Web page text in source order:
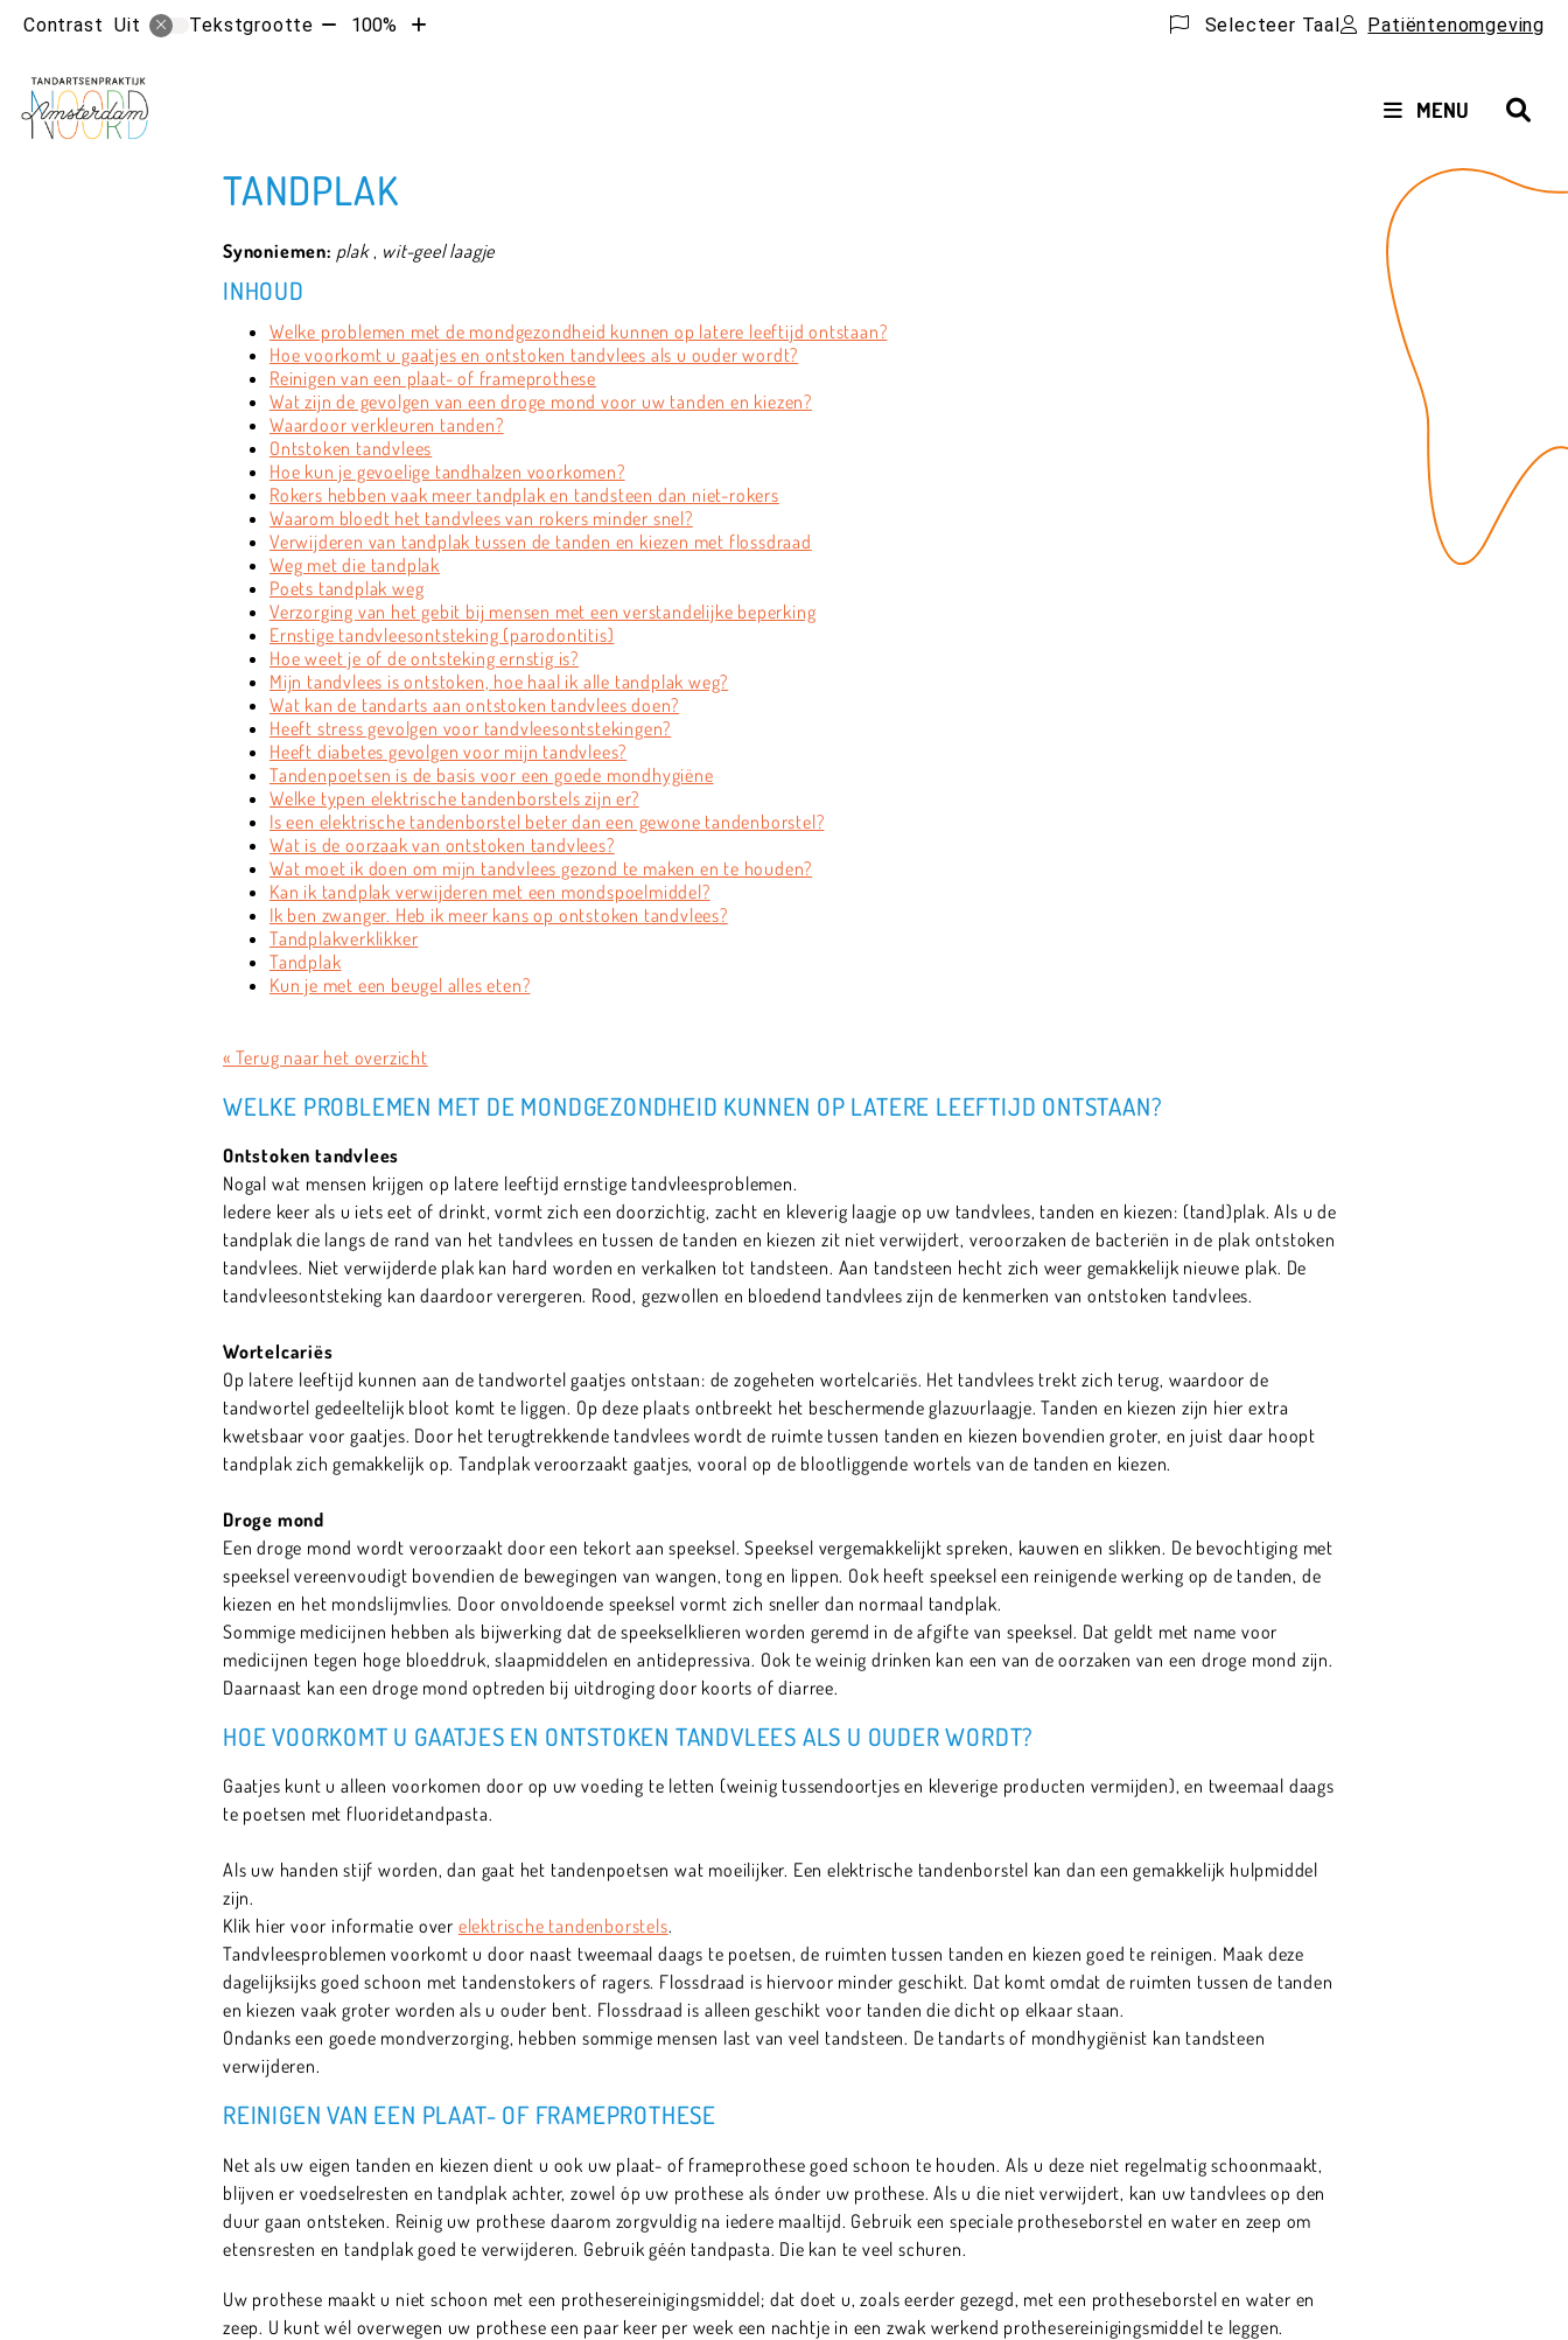
Contrast Uit Tekstgrootte Tekst100%
Tekst
Selecteer Taal Patiëntenomgeving
MENU
TANDPLAK
Synoniemen: plak, wit-geel laagje
INHOUD
Welke problemen met de mondgezondheid kunnen op latere leeftijd ontstaan?
Hoe voorkomt u gaatjes en ontstoken tandvlees als u ouder wordt?
Reinigen van een plaat- of frameprothese
Wat zijn de gevolgen van een droge mond voor uw tanden en kiezen?
Waardoor verkleuren tanden?
Ontstoken tandvlees
Hoe kun je gevoelige tandhalzen voorkomen?
Rokers hebben vaak meer tandplak en tandsteen dan niet-rokers
Waarom bloedt het tandvlees van rokers minder snel?
Verwijderen van tandplak tussen de tanden en kiezen met flossdraad
Weg met die tandplak
Poets tandplak weg
Verzorging van het gebit bij mensen met een verstandelijke beperking
Ernstige tandvleesontsteking (parodontitis)
Hoe weet je of de ontsteking ernstig is?
Mijn tandvlees is ontstoken, hoe haal ik alle tandplak weg?
Wat kan de tandarts aan ontstoken tandvlees doen?
Heeft stress gevolgen voor tandvleesontstekingen?
Heeft diabetes gevolgen voor mijn tandvlees?
Tandenpoetsen is de basis voor een goede mondhygiëne
Welke typen elektrische tandenborstels zijn er?
Is een elektrische tandenborstel beter dan een gewone tandenborstel?
Wat is de oorzaak van ontstoken tandvlees?
Wat moet ik doen om mijn tandvlees gezond te maken en te houden?
Kan ik tandplak verwijderen met een mondspoelmiddel?
Ik ben zwanger. Heb ik meer kans op ontstoken tandvlees?
Tandplakverklikker
Tandplak
Kun je met een beugel alles eten?
« Terug naar het overzicht
WELKE PROBLEMEN MET DE MONDGEZONDHEID KUNNEN OP LATERE LEEFTIJD ONTSTAAN?
Ontstoken tandvlees
Nogal wat mensen krijgen op latere leeftijd ernstige tandvleesproblemen.
Iedere keer als u iets eet of drinkt, vormt zich een doorzichtig, zacht en kleverig laagje op uw tandvlees, tanden en kiezen: (tand)plak. Als u de
tandplak die langs de rand van het tandvlees en tussen de tanden en kiezen zit niet verwijdert, veroorzaken de bacteriën in de plak ontstoken
tandvlees. Niet verwijderde plak kan hard worden en verkalken tot tandsteen. Aan tandsteen hecht zich weer gemakkelijk nieuwe plak. De
tandvleesontsteking kan daardoor verergeren. Rood, gezwollen en bloedend tandvlees zijn de kenmerken van ontstoken tandvlees.
Wortelcariës
Op latere leeftijd kunnen aan de tandwortel gaatjes ontstaan: de zogeheten wortelcariës. Het tandvlees trekt zich terug, waardoor de
tandwortel gedeeltelijk bloot komt te liggen. Op deze plaats ontbreekt het beschermende glazuurlaagje. Tanden en kiezen zijn hier extra
kwetsbaar voor gaatjes. Door het terugtrekkende tandvlees wordt de ruimte tussen tanden en kiezen bovendien groter, en juist daar hoopt
tandplak zich gemakkelijk op. Tandplak veroorzaakt gaatjes, vooral op de blootliggende wortels van de tanden en kiezen.
Droge mond
Een droge mond wordt veroorzaakt door een tekort aan speeksel. Speeksel vergemakkelijkt spreken, kauwen en slikken. De bevochtiging met
speeksel vereenvoudigt bovendien de bewegingen van wangen, tong en lippen. Ook heeft speeksel een reinigende werking op de tanden, de
kiezen en het mondslijmvlies. Door onvoldoende speeksel vormt zich sneller dan normaal tandplak.
Sommige medicijnen hebben als bijwerking dat de speekselklieren worden geremd in de afgifte van speeksel. Dat geldt met name voor
medicijnen tegen hoge bloeddruk, slaapmiddelen en antidepressiva. Ook te weinig drinken kan een van de oorzaken van een droge mond zijn.
Daarnaast kan een droge mond optreden bij uitdroging door koorts of diarree.
HOE VOORKOMT U GAATJES EN ONTSTOKEN TANDVLEES ALS U OUDER WORDT?
Gaatjes kunt u alleen voorkomen door op uw voeding te letten (weinig tussendoortjes en kleverige producten vermijden), en tweemaal daags
te poetsen met fluoridetandpasta.
Als uw handen stijf worden, dan gaat het tandenpoetsen wat moeilijker. Een elektrische tandenborstel kan dan een gemakkelijk hulpmiddel
zijn.
Klik hier voor informatie over elektrische tandenborstels.
Tandvleesproblemen voorkomt u door naast tweemaal daags te poetsen, de ruimten tussen tanden en kiezen goed te reinigen. Maak deze
dagelijksijks goed schoon met tandenstokers of ragers. Flossdraad is hiervoor minder geschikt. Dat komt omdat de ruimten tussen de tanden
en kiezen vaak groter worden als u ouder bent. Flossdraad is alleen geschikt voor tanden die dicht op elkaar staan.
Ondanks een goede mondverzorging, hebben sommige mensen last van veel tandsteen. De tandarts of mondhygiënist kan tandsteen
verwijderen.
REINIGEN VAN EEN PLAAT- OF FRAMEPROTHESE
Net als uw eigen tanden en kiezen dient u ook uw plaat- of frameprothese goed schoon te houden. Als u deze niet regelmatig schoonmaakt,
blijven er voedselresten en tandplak achter, zowel óp uw prothese als ónder uw prothese. Als u die niet verwijdert, kan uw tandvlees op den
duur gaan ontsteken. Reinig uw prothese daarom zorgvuldig na iedere maaltijd. Gebruik een speciale protheseborstel en water en zeep om
etensresten en tandplak goed te verwijderen. Gebruik géén tandpasta. Die kan te veel schuren.
Uw prothese maakt u niet schoon met een prothesereinigingsmiddel; dat doet u, zoals eerder gezegd, met een protheseborstel en water en
zeep. U kunt wél overwegen uw prothese een paar keer per week een nachtje in een zwak werkend prothesereinigingsmiddel te leggen.